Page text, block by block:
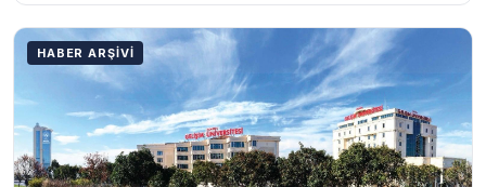
HABER ARŞIVI